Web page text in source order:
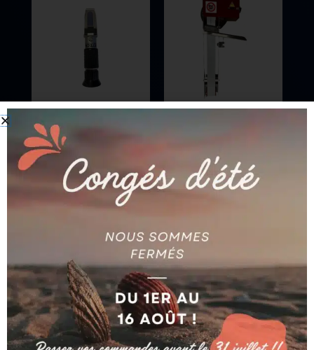
APPAREILLAGES
REFRACTOMETRE BRIX
Ajouter au devis
MAX 400-50/230V +
FLOTTEUR